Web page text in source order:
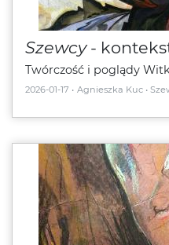
Szewcy-
Twórczość i poglądy
2026-01-17 Agnieszka Kuc